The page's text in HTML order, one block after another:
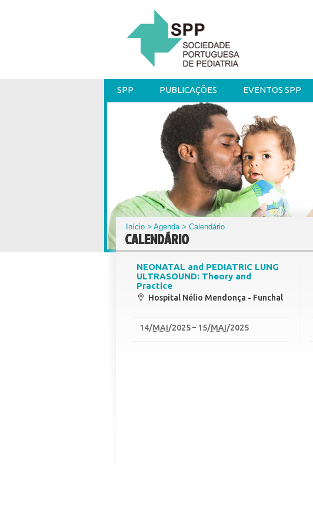
SPP PUBLICAÇÕES EVENTOS SPP
Início >Agenda> Calendário
CALENDÁRIO
NEONATAL and PEDIATRIC LUNG
ULTRASOUND: Theory and
Practice
Hospital Nélio Mendonça - Funchal
14/MAI/2025 15/MAI/2025